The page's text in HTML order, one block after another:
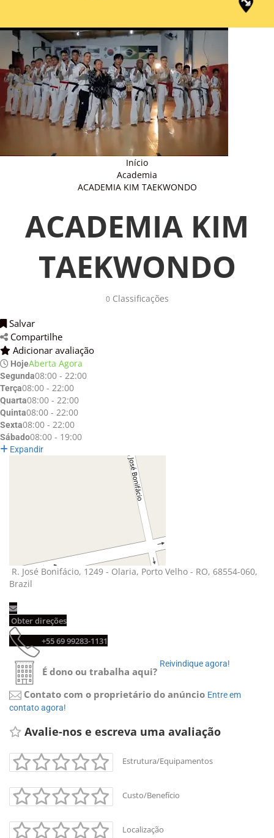
Início
Academia
ACADEMIA KIM TAEKWONDO
ACADEMIA KIM
TAEKWONDO
0Classificações
Salvar
Compartilhe
Adicionar avaliação
HojeAberta Agora
Segunda08:00 - 22:00
Terça08:00 - 22:00
Quarta08:00 - 22:00
Quinta08:00 - 22:00
Sexta08:00 - 22:00
Sábado08:00 - 19:00
Expandir
+-
Leaflet
R. José Bonifácio, 1249 - Olaria, Porto Velho - RO, 68554-060,
Brazil
Obter direções
+55 69 99283-1131
É dono ou trabalha aqui?
Reivindique agora!
Contato com o proprietário do anúncio Entre em
contato agora!
Avalie-nos e escreva uma avaliação
Estrutura/Equipamentos
Custo/Benefício
Localização